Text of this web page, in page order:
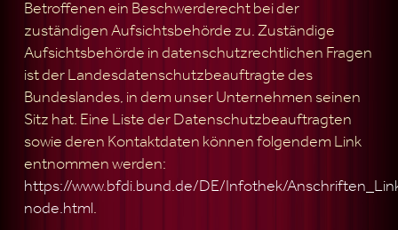
Betroffenen ein Beschwerderecht bei der
zuständigen Aufsichtsbehörde zu. Zuständige
Aufsichtsbehörde in datenschutzrechtlichen Fragen
ist der Landesdatenschutzbeauftragte des
Bundeslandes, in dem unser Unternehmen seinen
Sitz hat. Eine Liste der Datenschutzbeauftragten
sowie deren Kontaktdaten können folgendem Link
entnommen werden:
https://www.bfdi.bund.de/DE/Infothek/
node.html.